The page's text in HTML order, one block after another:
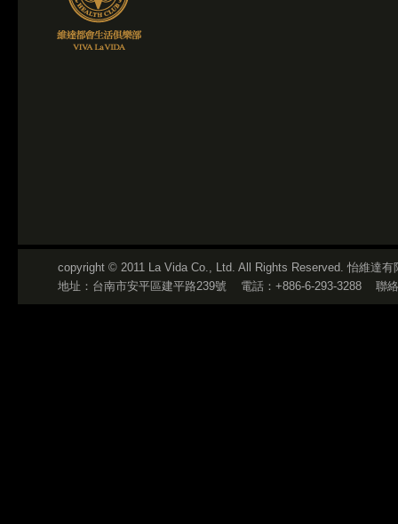
copyright © 2011 La Vida Co., Ltd. All Rights Reserved. 怡維達有
地址：台南市安平區建平路239號
電話：+886-6-293-3288 聯